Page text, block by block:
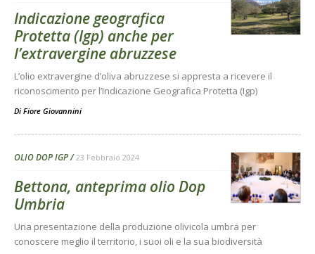
Indicazione geografica
Protetta (Igp) anche per
l’extravergine abruzzese
L’olio extravergine d’oliva abruzzese si appresta a ricevere il
riconoscimento per l’Indicazione Geografica Protetta (Igp)
Di Fiore Giovannini
OLIO DOP IGP 23 Febbraio 2024
Bettona, anteprima olio Dop
Umbria
Una presentazione della produzione olivicola umbra per
conoscere meglio il territorio, i suoi oli e la sua biodiversità